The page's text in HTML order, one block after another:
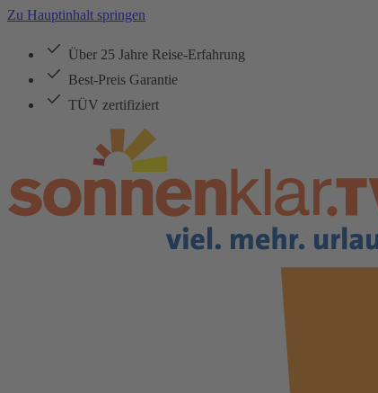
Zu Hauptinhalt springen
Über 25 Jahre Reise-Erfahrung
Best-Preis Garantie
TÜV zertifiziert